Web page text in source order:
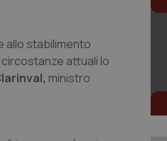
allo stabilimento
circostanze attuali lo
ministro